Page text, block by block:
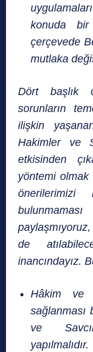
konuda
çerçevede
mutlaka
Dört başlık
sorunların
ilişkin
Hakimler ve
etkisinden
yöntemi
önerilerimizi
de
inancındayız.
Hâkim ve
sağlanması
ve
yapılmalıdır.